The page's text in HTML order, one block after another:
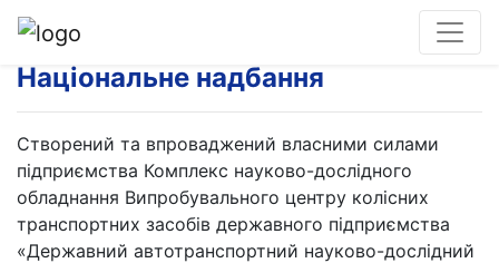
Національне надбання
Створений та впроваджений власними силами
підприємства Комплекс науково-дослідного
обладнання Випробувального центру колісних
транспортних засобів державного підприємства
«Державний автотранспортний науково-дослідний